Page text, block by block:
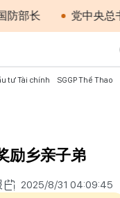
党中央总书记、
tư Tài chính SGGP Thể Thao
励乡亲子弟
2025/8/31 04:09:45